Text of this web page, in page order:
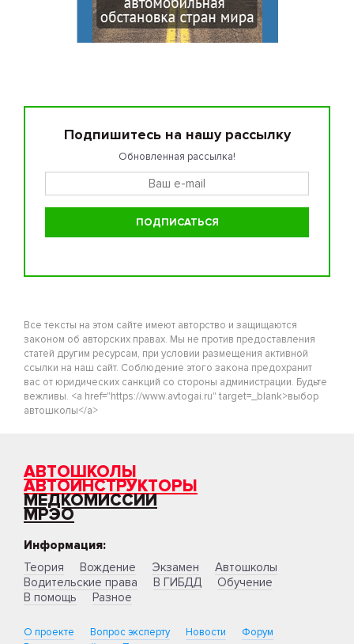
Подпишитесь на нашу рассылку
Обновленная рассылка!
Все тексты на этом сайте имеют авторство и защищаются
законом об авторских правах. Мы не против предоставления
статей другим ресурсам, при условии размещения активной
ссылки на наш сайт. Соблюдение этого закона предохранит
вас от юридических санкций со стороны администрации. Будьте
вежливы. <a href="https://www.avtogai.ru" target=_blank>выбор
автошколы</a>
АВТОШКОЛЫ
АВТОИНСТРУКТОРЫ
МЕДКОМИССИИ
МРЭО
Информация:
Теория
Вождение Экзамен
Автошколы
Водительские права
В ГИБДД
Обучение
В помощь
Разное
О проекте Вопрос эксперту Новости
Форум